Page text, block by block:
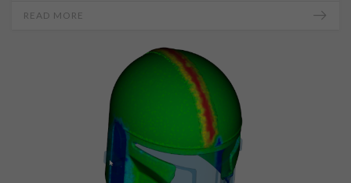
READ MORE